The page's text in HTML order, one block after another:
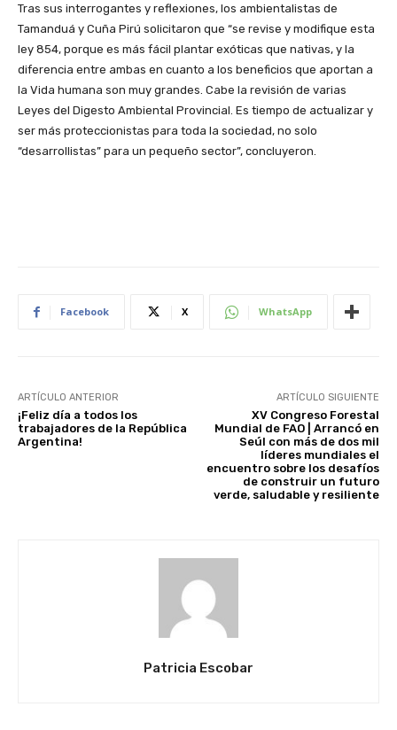
Tras sus interrogantes y reflexiones, los ambientalistas de
Tamanduá y Cuña Pirú solicitaron que “se revise y modifique esta
ley 854, porque es más fácil plantar exóticas que nativas, y la
diferencia entre ambas en cuanto a los beneficios que aportan a
la Vida humana son muy grandes. Cabe la revisión de varias
Leyes del Digesto Ambiental Provincial. Es tiempo de actualizar y
ser más proteccionistas para toda la sociedad, no solo
“desarrollistas” para un pequeño sector”, concluyeron.
Facebook X WhatsApp
ARTÍCULO ANTERIOR
¡Feliz día a todos los
trabajadores de la República
Argentina!
ARTÍCULO SIGUIENTE
XV Congreso Forestal
Mundial de FAO | Arrancó en
Seúl con más de dos mil
líderes mundiales el
encuentro sobre los desafíos
de construir un futuro
verde, saludable y resiliente
Patricia Escobar